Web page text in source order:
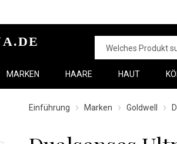
MARKEN HAARE HAUT
Einführung Marken Goldwell